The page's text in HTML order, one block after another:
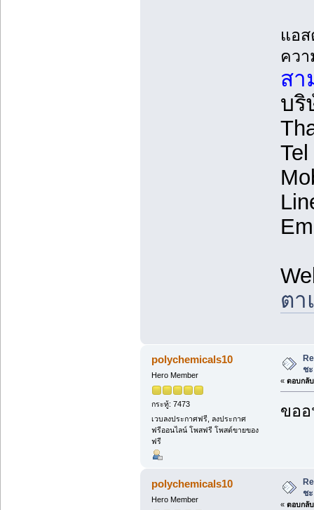
แอ
ควา
สา
บริ
ตา
polychemicals10
Hero Member
กระทู้: 7473
เวบลงประกาศฟรี, ลงประกาศ
ฟรีออนไลน์ โพสฟรี โพสต์ขายของ
ฟรี
ช
« ตอบกลั
ขอ
polychemicals10
Hero Member
ช
« ตอบกลั